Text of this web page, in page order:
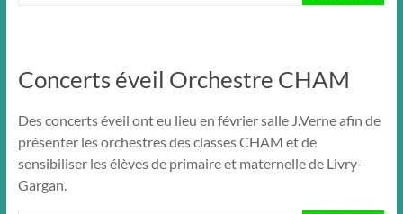
Concerts éveil Orchestre CHAM
Des concerts éveil ont eu lieu en février salle J.Verne afin de
présenter les orchestres des classes CHAM et de
sensibiliser les élèves de primaire et maternelle de Livry-
Gargan.